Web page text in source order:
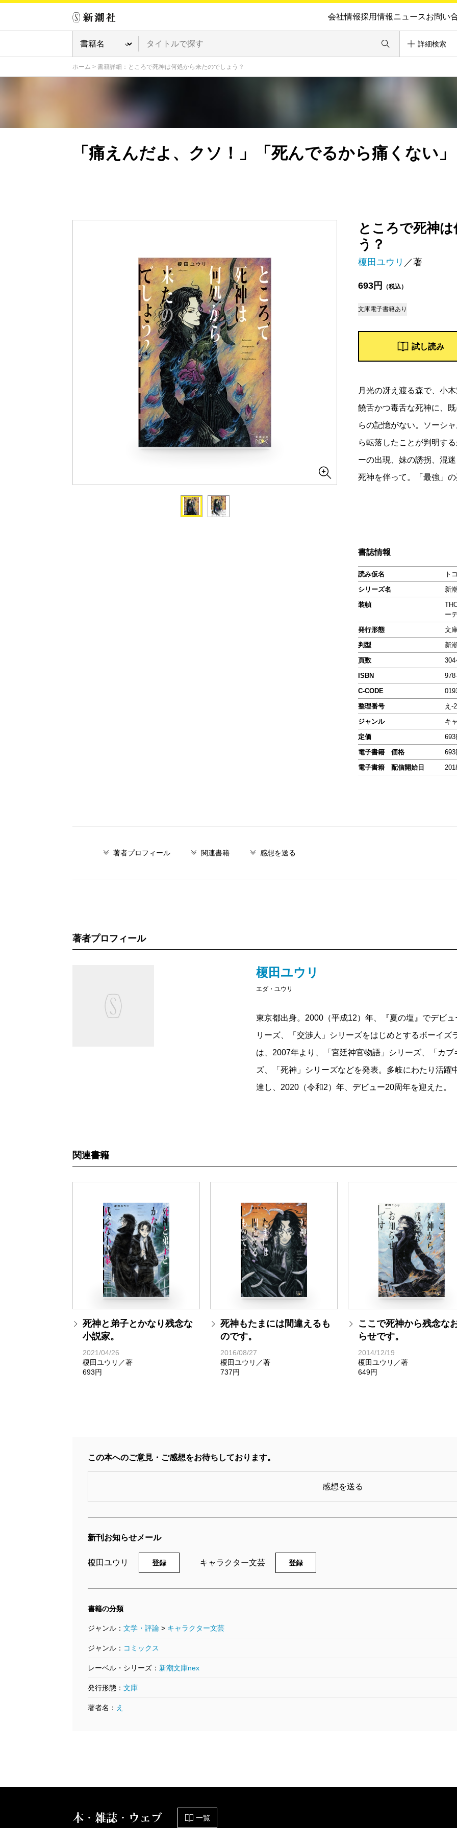
会社情報採用情報ニュースお問い
詳細検索
ホーム > 書籍詳細：ところで死神は何処から来たのでしょう？
ところで死神
う？
榎田ユウリ ／著
693円 （税込）
文庫電子書籍あり
試し読み
「痛えんだよ、クソ！」「死んでるから痛くない」
月光の冴え渡る森で、小
饒舌かつ毒舌な死神に、
らの記憶がない。ソーシ
ら転落したことが判明す
ーの出現、妹の誘拐、混
死神を伴って。「最強」
書誌情報
読み仮名
ト
シリーズ名
新
装幀
ー
発行形態
文
判型
新
頁数
304
ISBN
C-CODE
整理番号
え-
ジャンル
キ
定価
693
電子書籍 価格
693
電子書籍 配信開始日
著者プロフィール 関連書籍 感想を送る
著者プロフィール
榎田ユウリ
エダ・ユウリ
東京都出身。2000（平成12）年、『夏の塩』でデビ
リーズ、「交渉人」シリーズをはじめとするボーイ
は、2007年より、「宮廷神官物語」シリーズ、「カ
ズ、「死神」シリーズなどを発表。多岐にわたり活
達し、2020（令和2）年、デビュー20周年を迎えた。
関連書籍
死神と弟子とかなり残念な
小説家。
2021/04/26
榎田ユウリ／著
693円
死神もたまには間違えるも
のです。
2016/08/27
榎田ユウリ／著
737円
ここで死神から残念な
らせです。
2014/12/19
榎田ユウリ／著
649円
この本へのご意見・ご感想をお待ちしております。
感想を送る
新刊お知らせメール
榎田ユウリ 登録 キャラクター文芸 登録
書籍の分類
ジャンル： 文学・評論 > キャラクター文芸
ジャンル： コミックス
レーベル・シリーズ： 新潮文庫nex
発行形態： 文庫
著者名： え
本・雑誌・ウェブ 一覧